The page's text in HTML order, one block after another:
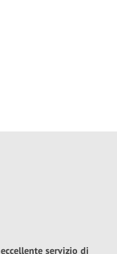
eccellente servizio di